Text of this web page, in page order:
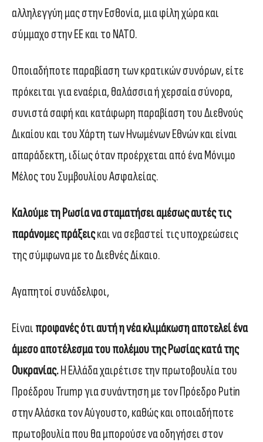
αλληλεγγύη μας στην Εσθονία, μια φίλη χώρα και
σύμμαχο στην ΕΕ και το ΝΑΤΟ.
Οποιαδήποτε παραβίαση των κρατικών συνόρων, είτε
πρόκειται για εναέρια, θαλάσσια ή χερσαία σύνορα,
συνιστά σαφή και κατάφωρη παραβίαση του Διεθνούς
Δικαίου και του Χάρτη των Ηνωμένων Εθνών και είναι
απαράδεκτη, ιδίως όταν προέρχεται από ένα Μόνιμο
Μέλος του Συμβουλίου Ασφαλείας.
Καλούμε τη Ρωσία να σταματήσει αμέσως αυτές τις
παράνομες πράξειςκαι να σεβαστεί τις υποχρεώσεις
της σύμφωνα με το Διεθνές Δίκαιο.
Αγαπητοί συνάδελφοι,
Είναι προφανές ότι αυτή η νέα κλιμάκωση αποτελεί ένα
άμεσο αποτέλεσμα του πολέμου της Ρωσίας κατά της
Ουκρανίας.Η Ελλάδα χαιρέτισε την πρωτοβουλία του
Προέδρου Trump για συνάντηση με τον Πρόεδρο Putin
στην Αλάσκα τον Αύγουστο, καθώς και οποιαδήποτε
πρωτοβουλία που θα μπορούσε να οδηγήσει στον